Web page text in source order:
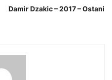
Damir Dzakic – 2017 – Ostani